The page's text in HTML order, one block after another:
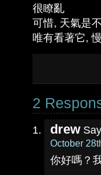
很瞭亂
可惜, 天氣是
唯有看著它,
2
drew
October
你好嗎？